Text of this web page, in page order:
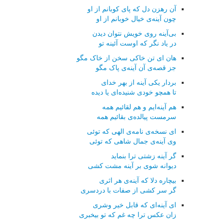
آن رهزن دل که پای کوبانم از او
چون آینه‌ی خیال خوبانم از او
بی‌آینه روی خویش نتوان دیدن
در یاد نگر که اوست آئینه تو
هان ای تن خاکی سخن از خاک مگو
جز قصه‌ی آن آینه‌ی پاک مگو
بردار یکی آینه از بهر خدای
تا همچو خودی شنیده‌ای یا دیده
هم آینه‌ایم و هم لقائیم همه
سرمست پیالده‌ی بقائیم همه
ای نسخه‌ی نامه‌ی الهی که توئی
وی آینه‌ی جمال شاهی که توئی
گر آینه زشتی ترا بنماید
دیوانه شوی بر آینه مشت کشی
بیچاره دلا که آینه‌ی هر اثری
گر سر کشی از صفات با دردسری
ای آینه‌ای که قابل خیر وشری
زان عکس ترا چه غم که تو بیخبری